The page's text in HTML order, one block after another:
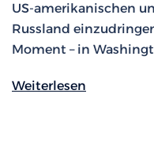
US-amerikanischen
Russland
Moment – in
Weiterlesen